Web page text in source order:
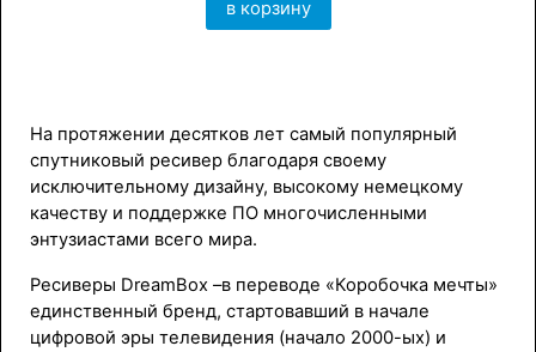
в корзину
На протяжении десятков лет самый популярный
спутниковый ресивер благодаря своему
исключительному дизайну, высокому немецкому
качеству и поддержке ПО многочисленными
энтузиастами всего мира.
Ресиверы DreamBox –в переводе «Коробочка мечты»
единственный бренд, стартовавший в начале
цифровой эры телевидения (начало 2000-ых) и